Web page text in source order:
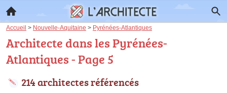
Accueil > Nouvelle-Aquitaine > Pyrénées-Atlantiques
Architecte dans les Pyrénées-
Atlantiques - Page 5
214 architectes référencés